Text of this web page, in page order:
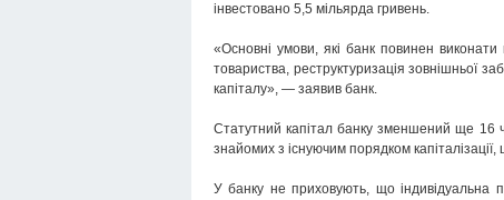
інвестовано 5,5 мільярда гривень.
«Основні умови, які банк повинен
товариства, реструктуризація зовнішньої
капіталу», — заявив банк.
Статутний капітал банку зменшений ще 16
знайомих з існуючим порядком
У банку не приховують, що індивідуальна